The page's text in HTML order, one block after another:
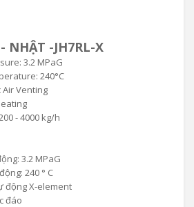
NHẬT -JH7RL-X
3.2 MPaG
240°C
Air Venting
- 4000 kg/h
3.2 MPaG
240 ° C
động X-element
đáo